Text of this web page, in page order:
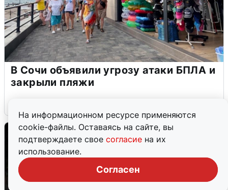
На информационном ресурсе применяются
cookie-файлы. Оставаясь на сайте, вы
подтверждаете свое согласие на их
использование.
Согласен
В Сочи объявили угрозу атаки БПЛА и
закрыли пляжи